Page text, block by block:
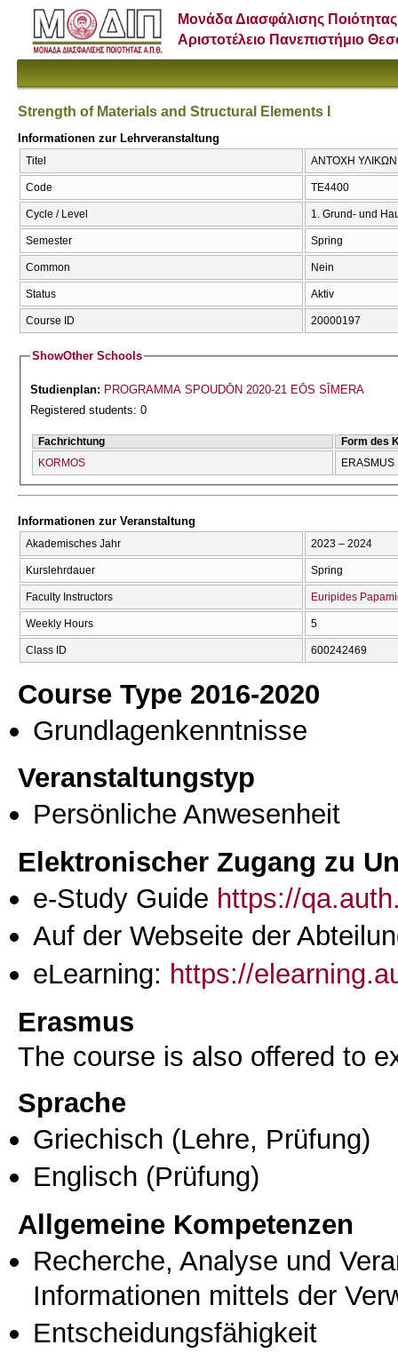
Μονάδα Διασφάλισης Ποιότητας
Αριστοτέλειο Πανεπιστήμιο
Strength of Materials and Structural Elements I
Informationen zur Lehrveranstaltung
Titel ΑΝΤΟΧΗ ΥΛΙΚΩΝ
Code ΤΕ4400
Cycle / Level 1. Grund- und
Semester Spring
Common Nein
Status Aktiv
Course ID 20000197
ShowOther Schools
Studienplan: PROGRAMMA SPOUDŌN 2020-21 EŌS SĪMERA
Registered students: 0
Fachrichtung
Form des
KORMOS
ERASMUS
Informationen zur Veranstaltung
Akademisches Jahr 2023 – 2024
Kurslehrdauer Spring
Faculty Instructors Euripides
Weekly Hours 5
Class ID 600242469
Course Type 2016-2020
Grundlagenkenntnisse
Veranstaltungstyp
Persönliche Anwesenheit
Elektronischer Zugang zu
e-Study Guide https://
Auf der Webseite der
eLearning: https://
Erasmus
The course is also offered to
Sprache
Griechisch (Lehre, Prüfung)
Englisch (Prüfung)
Allgemeine Kompetenzen
Recherche, Analyse und
Informationen mittels der
Entscheidungsfähigkeit